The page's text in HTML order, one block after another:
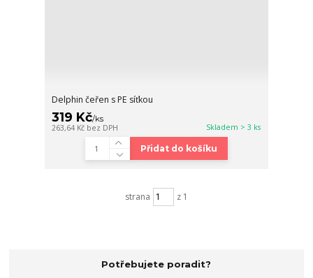
Delphin čeřen s PE síťkou
319 Kč/ks
263,64 Kč bez DPH Skladem > 3 ks
Přidat do košíku
strana z 1
Potřebujete poradit?